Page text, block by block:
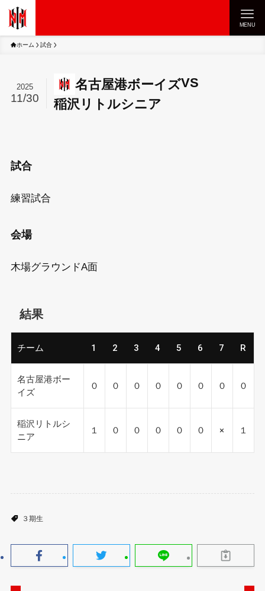
MENU
ホーム 試合
名古屋港ボーイズVS
稲沢リトルシニア
2025
11/30
試合
練習試合
会場
木場グラウンドA面
結果
チーム 1 2 3 4 5 6 7 R
名古屋港ボー
イズ
０ ０ ０ ０ ０ ０ ０ ０
稲沢リトルシ
ニア
１ ０ ０ ０ ０ ０ × １
３期生